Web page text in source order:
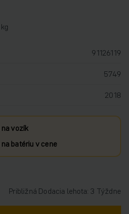
91126119
5749
2018
vozík
batériu v cene
Približná Dodacia lehota: 3 Týždne